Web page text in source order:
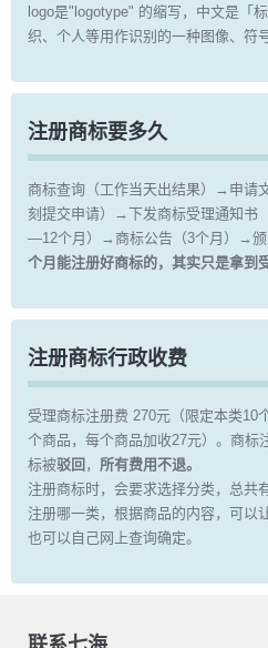
logo是"logotype" 的缩写，中文是「
织、个人等用作识别的一种图像、符
注册商标要多久
商标查询（工作当天出结果）→申请
刻提交申请）→下发商标受理通知
—12个月）→商标公告（3个月）→颁
个月能注册好商标的，其实只是拿到
注册商标行政收费
受理商标注册费 270元（限定本类10
个商品，每个商品加收27元）。商标
标被驳回 ， 所有费用不退。
注册商标时，会要求选择分类，总共
注册哪一类，根据商品的内容，可以
也可以自己网上查询确定。